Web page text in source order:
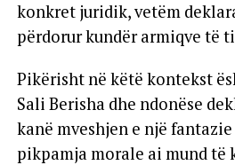
konkret juridik, vetëm
përdorur kundër armiqve të
Pikërisht në këtë kontekst
Sali Berisha dhe ndonëse
kanë mveshjen e një
pikpamja morale ai mund të